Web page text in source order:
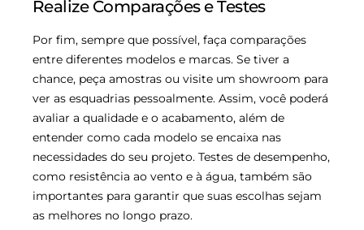
Realize Comparações e Testes
Por fim, sempre que possível, faça comparações
entre diferentes modelos e marcas. Se tiver a
chance, peça amostras ou visite um showroom para
ver as esquadrias pessoalmente. Assim, você poderá
avaliar a qualidade e o acabamento, além de
entender como cada modelo se encaixa nas
necessidades do seu projeto. Testes de desempenho,
como resistência ao vento e à água, também são
importantes para garantir que suas escolhas sejam
as melhores no longo prazo.